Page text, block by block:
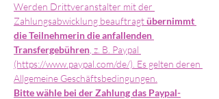
Werden Drittveranstalter mit der
Zahlungsabwicklung beauftragt übernimmt
die Teilnehmerin die anfallenden
Transfergebühren , z. B. Paypal
(https://www.paypal.com/de/). Es gelten deren
Allgemeine Geschäftsbedingungen.
Bitte wähle bei der Zahlung das Paypal-